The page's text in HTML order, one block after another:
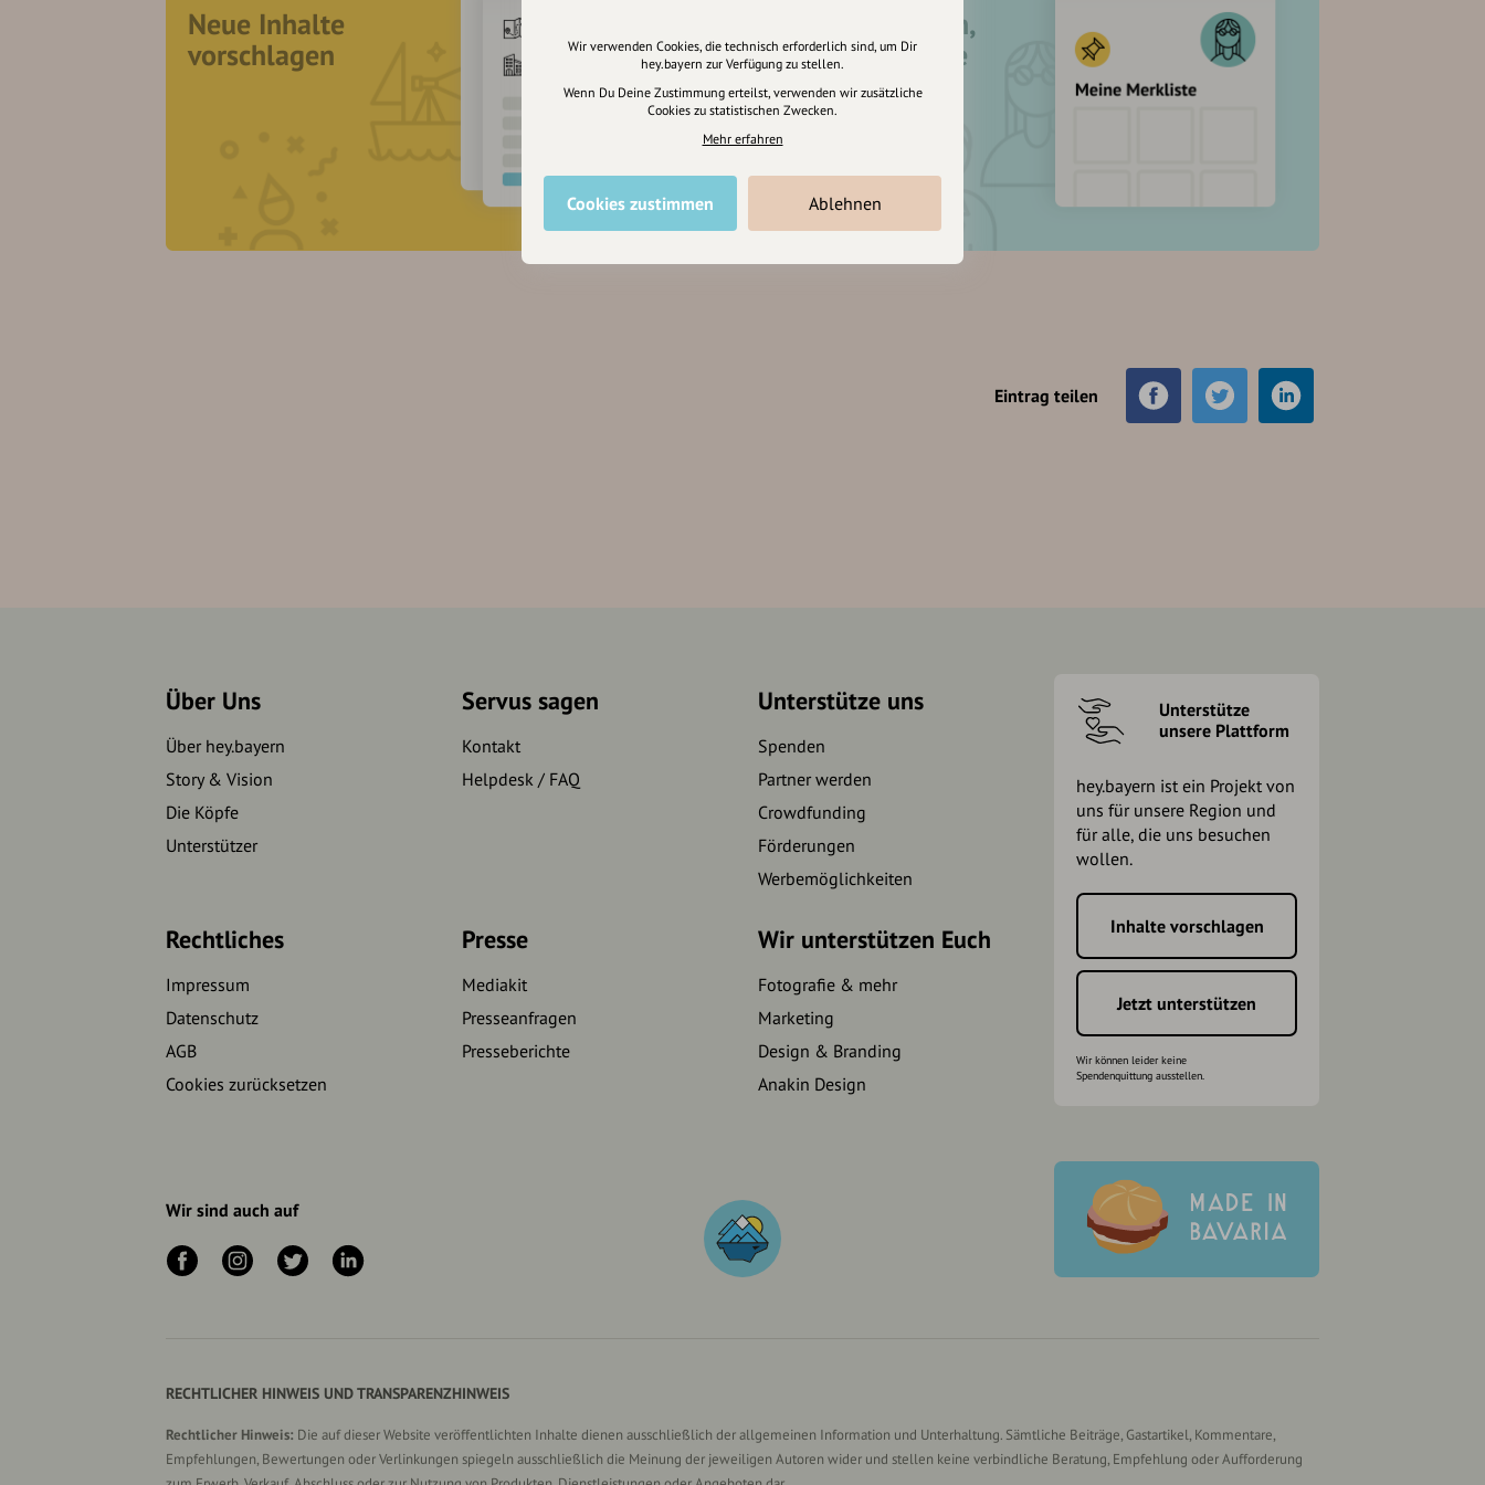
Neue Inhalte
vorschlagen
Registriere dich,
um dir Einträge
zu merken
Eintrag teilen
Über Uns
Über hey.bayern
Story & Vision
Die Köpfe
Unterstützer
Servus sagen
Kontakt
Helpdesk / FAQ
Unterstütze uns
Spenden
Partner werden
Crowdfunding
Förderungen
Werbemöglichkeiten
Rechtliches
Impressum
Datenschutz
AGB
Cookies zurücksetzen
Presse
Mediakit
Presseanfragen
Presseberichte
Wir unterstützen Euch
Fotografie & mehr
Marketing
Design & Branding
Anakin Design
Unterstütze
unsere Plattform
hey.bayern ist ein Projekt von
uns für unsere Region und
für alle, die uns besuchen
wollen.
Inhalte vorschlagen
Jetzt unterstützen
Wir können leider keine
Spendenquittung ausstellen.
Wir sind auch auf
RECHTLICHER HINWEIS UND TRANSPARENZHINWEIS
Rechtlicher Hinweis: Die auf dieser Website veröffentlichten Inhalte dienen ausschließlich der allgemeinen Information und Unterhaltung. Sämtliche Beiträge, Gastartikel, Kommentare,
Empfehlungen, Bewertungen oder Verlinkungen spiegeln ausschließlich die Meinung der jeweiligen Autoren wider und stellen keine verbindliche Beratung, Empfehlung oder Aufforderung
Wir verwenden Cookies, die technisch erforderlich sind, um Dir
hey.bayern zur Verfügung zu stellen.
Wenn Du Deine Zustimmung erteilst, verwenden wir zusätzliche
Cookies zu statistischen Zwecken.
Mehr erfahren
Cookies zustimmen Ablehnen